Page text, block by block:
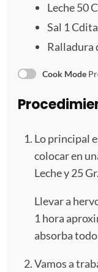
Leche50
Sal 1
Ralladura
Cook Mode
Lo principal
colocar en
Leche y 25
Llevar a
1 hora
absorba
Vamos a